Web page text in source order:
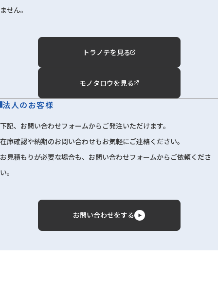
ません。
トラノテを見る
モノタロウを見る
法人のお客様
下記、お問い合わせフォームからご発注いただけます。
在庫確認や納期のお問い合わせもお気軽にご連絡ください。
お見積もりが必要な場合も、お問い合わせフォームからご依頼くださ
い。
お問い合わせをする